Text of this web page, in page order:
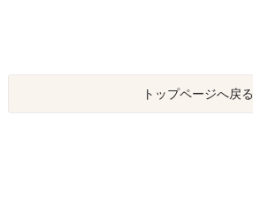
トップページへ戻る